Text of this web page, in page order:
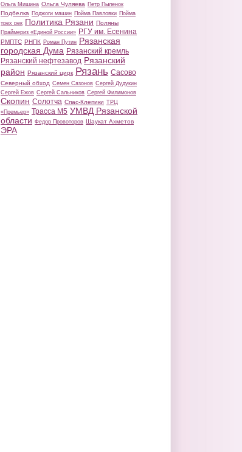
Ольга Мишина Ольга Чуляева Петр Пыленок
Подбелка Поджоги машин Пойма Павловки Пойма
трех рек Политика Рязани Поляны
Праймериз «Единой России» РГУ им. Есенина
РМПТС РНПК Роман Путин Рязанская
городская Дума Рязанский кремль
Рязанский нефтезавод Рязанский
район Рязанский цирк Рязань Сасово
Северный обход Семен Сазонов Сергей Дудукин
Сергей Ежов Сергей Сальников Сергей Филимонов
Скопин Солотча Спас-Клепики ТРЦ
«Премьер» Трасса М5 УМВД Рязанской
области Федор Провоторов Шаукат Ахметов
ЭРА